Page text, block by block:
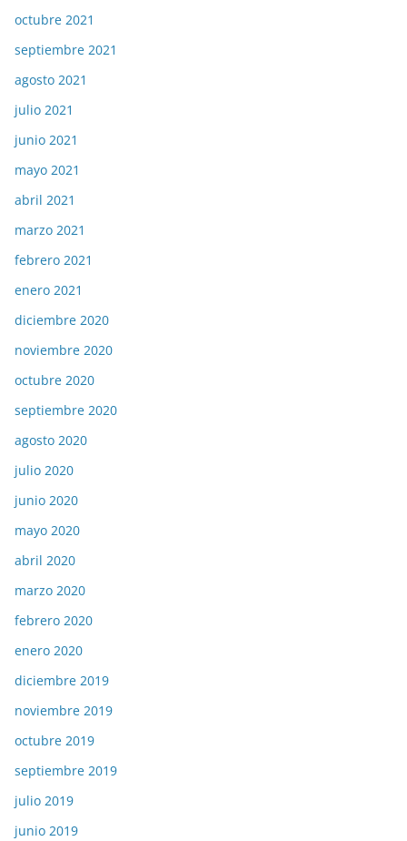
octubre 2021
septiembre 2021
agosto 2021
julio 2021
junio 2021
mayo 2021
abril 2021
marzo 2021
febrero 2021
enero 2021
diciembre 2020
noviembre 2020
octubre 2020
septiembre 2020
agosto 2020
julio 2020
junio 2020
mayo 2020
abril 2020
marzo 2020
febrero 2020
enero 2020
diciembre 2019
noviembre 2019
octubre 2019
septiembre 2019
julio 2019
junio 2019